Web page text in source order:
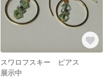
スワロフスキー ピアス
展示中